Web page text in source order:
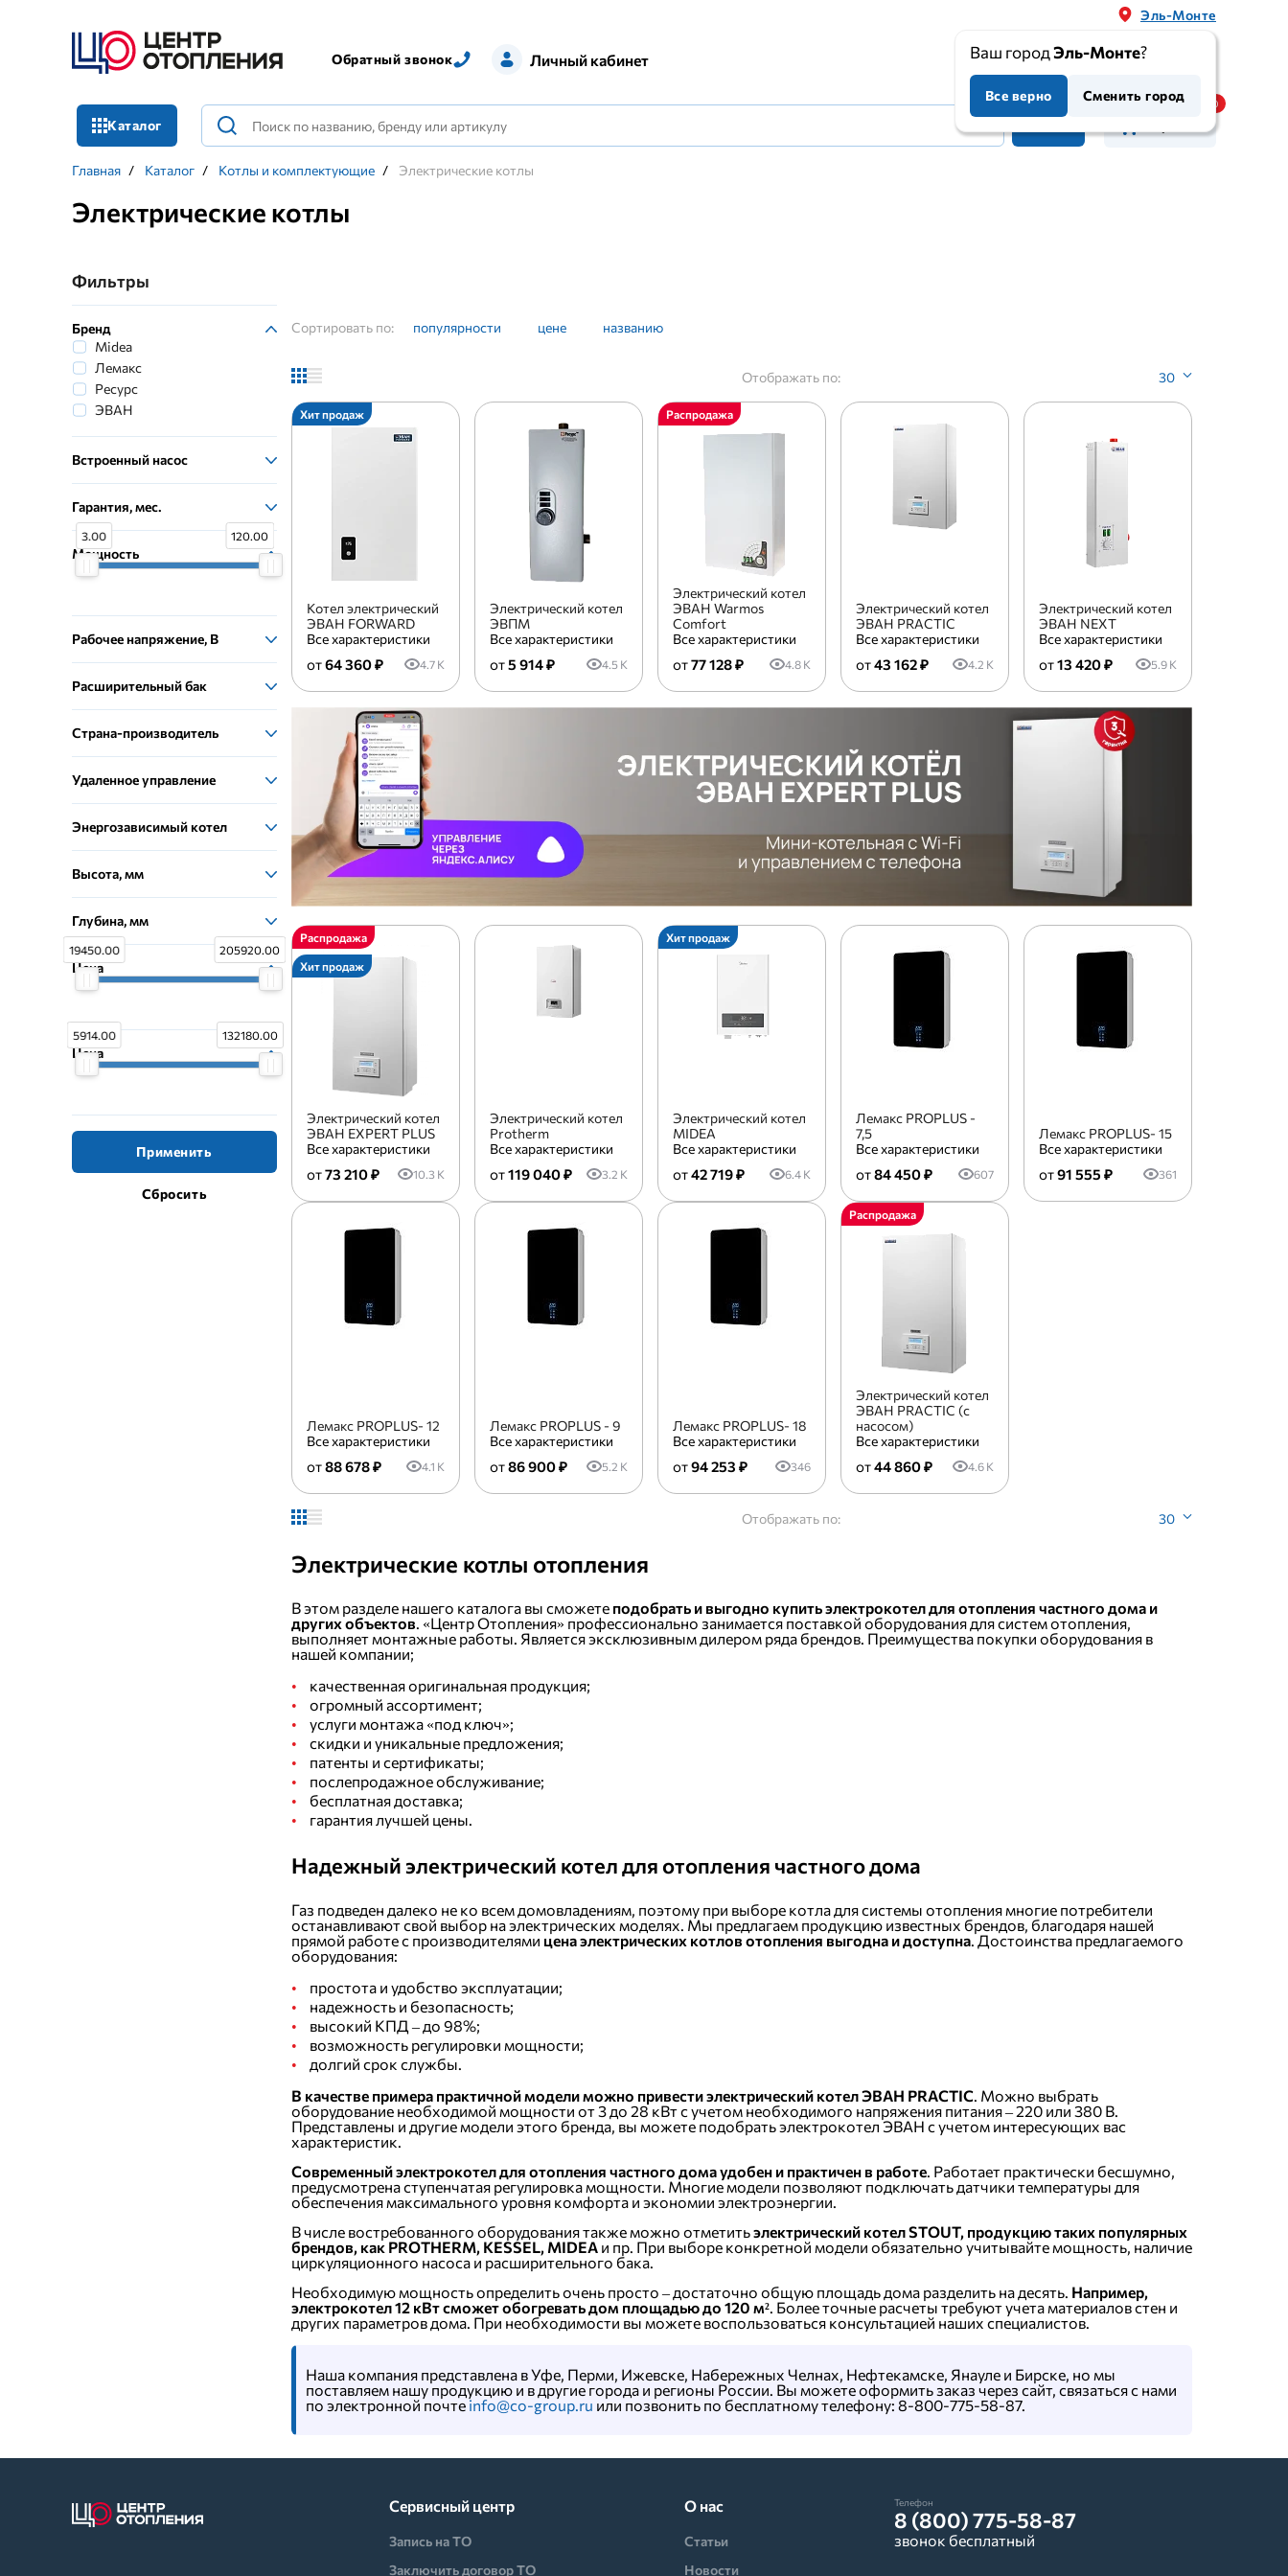
Эль-Монте
Ваш городЭль-Монте?
Все верно Сменить город
Обратный звонок Личный кабинет
Каталог
Главная / Каталог / Котлы и комплектующие / Электрические котлы
Электрические котлы
Фильтры
Бренд
Midea
Лемакс
Ресурс
ЭВАН
Встроенный насос
Гарантия, мес.
Мощность
3.00 120.00
Рабочее напряжение, В
Расширительный бак
Страна-производитель
Удаленное управление
Энергозависимый котел
Высота, мм
Глубина, мм
Цена
19450.00 205920.00
Цена
5914.00 132180.00
Применить
Сортировать по: популярности цене названию
Отображать по: 30
Хит продаж
Котел электрический
ЭВАН FORWARD
Все характеристики
64 360 ₽ 4.7 K
Электрический котел
ЭВПМ
Все характеристики
5 914 ₽ 4.5 K
Распродажа
Электрический котел
ЭВАН Warmos
Comfort
Все характеристики
77 128 ₽ 4.8 K
Электрический котел
ЭВАН PRACTIC
Все характеристики
43 162 ₽ 4.2 K
Электрический котел
ЭВАН NEXT
Все характеристики
13 420 ₽ 5.9 K
Хит продаж
Распродажа
Электрический котел
ЭВАН EXPERT PLUS
Все характеристики
73 210 ₽ 10.3 K
Электрический котел
Protherm
Все характеристики
119 040 ₽ 3.2 K
Хит продаж
Электрический котел
MIDEA
Все характеристики
42 719 ₽ 6.4 K
Лемакс PROPLUS -
7,5
Все характеристики
84 450 ₽ 607
Лемакс PROPLUS- 15
Все характеристики
91 555 ₽ 361
Лемакс PROPLUS- 12
Все характеристики
88 678 ₽ 4.1 K
Лемакс PROPLUS - 9
Все характеристики
86 900 ₽ 5.2 K
Лемакс PROPLUS- 18
Все характеристики
94 253 ₽ 346
Распродажа
Электрический котел
ЭВАН PRACTIC (с
насосом)
Все характеристики
44 860 ₽ 4.6 K
Отображать по: 30
Электрические котлы отопления
В этом разделе нашего каталога вы сможете подобрать и выгодно купить электрокотел для отопления частного дома и
других объектов. «Центр Отопления» профессионально занимается поставкой оборудования для систем отопления,
выполняет монтажные работы. Является эксклюзивным дилером ряда брендов. Преимущества покупки оборудования в
нашей компании;
качественная оригинальная продукция;
огромный ассортимент;
услуги монтажа «под ключ»;
скидки и уникальные предложения;
патенты и сертификаты;
послепродажное обслуживание;
бесплатная доставка;
гарантия лучшей цены.
Надежный электрический котел для отопления частного дома
Газ подведен далеко не ко всем домовладениям, поэтому при выборе котла для системы отопления многие потребители
останавливают свой выбор на электрических моделях. Мы предлагаем продукцию известных брендов, благодаря нашей
прямой работе с производителями цена электрических котлов отопления выгодна и доступна. Достоинства предлагаемого
оборудования:
простота и удобство эксплуатации;
надежность и безопасность;
высокий КПД – до 98%;
возможность регулировки мощности;
долгий срок службы.
В качестве примера практичной модели можно привести электрический котел ЭВАН PRACTIC. Можно выбрать
оборудование необходимой мощности от 3 до 28 кВт с учетом необходимого напряжения питания – 220 или 380 В.
Представлены и другие модели этого бренда, вы можете подобрать электрокотел ЭВАН с учетом интересующих вас
характеристик.
Современный электрокотел для отопления частного дома удобен и практичен в работе. Работает практически бесшумно,
предусмотрена ступенчатая регулировка мощности. Многие модели позволяют подключать датчики температуры для
обеспечения максимального уровня комфорта и экономии электроэнергии.
В числе востребованного оборудования также можно отметитьэлектрический котел STOUT, продукцию таких популярных
брендов, как PROTHERM, KESSEL, MIDEAи пр. При выборе конкретной модели обязательно учитывайте мощность, наличие
циркуляционного насоса и расширительного бака.
Необходимую мощность определить очень просто – достаточно общую площадь дома разделить на десять. Например,
электрокотел 12 кВт сможет обогревать дом площадью до 120 м². Более точные расчеты требуют учета материалов стен и
других параметров дома. При необходимости вы можете воспользоваться консультацией наших специалистов.
Наша компания представлена в Уфе, Перми, Ижевске, Набережных Челнах, Нефтекамске, Янауле и Бирске, но мы
поставляем нашу продукцию и в другие города и регионы России. Вы можете оформить заказ через сайт, связаться с нами
по электронной почте info@co-group.ru или позвонить по бесплатному телефону: 8-800-775-58-87.
Сервисный центр
Запись на ТО
Заключить договор ТО
О нас
Статьи
Новости
Телефон
8 (800) 775-58-87
звонок бесплатный